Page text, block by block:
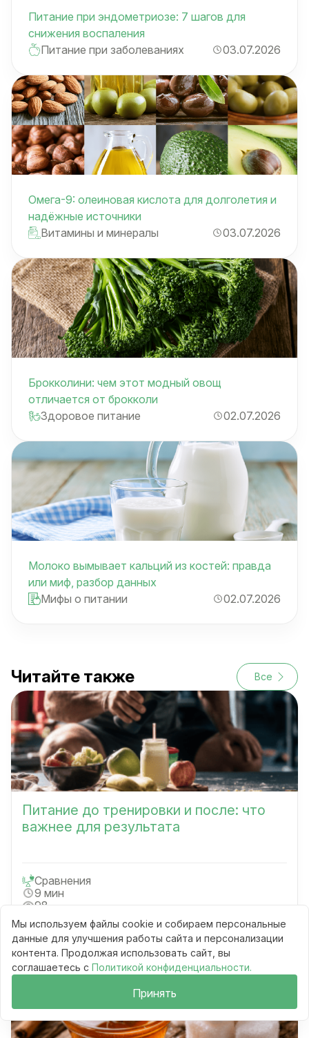
Питание при эндометриозе: 7 шагов для
снижения воспаления
Питание при заболеваниях
03.07.2026
Омега-9: олеиновая кислота для долголетия и
надёжные источники
Витамины и минералы
03.07.2026
Брокколини: чем этот модный овощ
отличается от брокколи
Здоровое питание
02.07.2026
Молоко вымывает кальций из костей: правда
или миф, разбор данных
Мифы о питании
02.07.2026
Читайте также Все
Питание до тренировки и после: что
важнее для результата
Сравнения
9 мин
98
Читать
Мы используем файлы cookie и собираем персональные
данные для улучшения работы сайта и персонализации
контента. Продолжая использовать сайт, вы
соглашаетесь с Политикой конфиденциальности.
Принять